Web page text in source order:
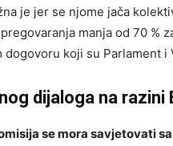
je jer se njome jača
manja od 70 %
koji su Parlament
dijaloga na razini
se mora savjetovati